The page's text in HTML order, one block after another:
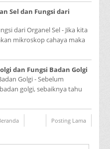
Sel dan Fungsi dari
dari Organel Sel - Jika kita
mikroskop cahaya maka
dan Fungsi Badan Golgi
Golgi - Sebelum
golgi, sebaiknya tahu
Posting Lama